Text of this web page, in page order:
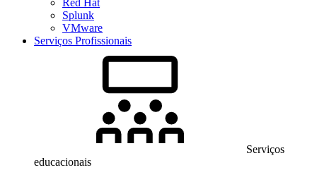
Red Hat
Splunk
VMware
Serviços Profissionais
Serviços
educacionais